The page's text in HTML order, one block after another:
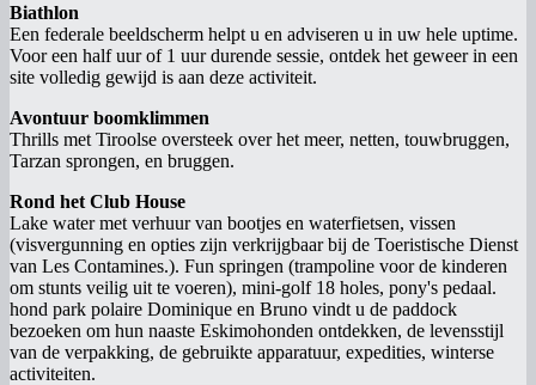
Biathlon
Een federale beeldscherm helpt u en adviseren u in uw hele uptime.
Voor een half uur of 1 uur durende sessie, ontdek het geweer in een
site volledig gewijd is aan deze activiteit.
Avontuur boomklimmen
Thrills met Tiroolse oversteek over het meer, netten, touwbruggen,
Tarzan sprongen, en bruggen.
Rond het Club House
Lake water met verhuur van bootjes en waterfietsen, vissen
(visvergunning en opties zijn verkrijgbaar bij de Toeristische Dienst
van Les Contamines.). Fun springen (trampoline voor de kinderen
om stunts veilig uit te voeren), mini-golf 18 holes, pony's pedaal.
hond park polaire Dominique en Bruno vindt u de paddock
bezoeken om hun naaste Eskimohonden ontdekken, de levensstijl
van de verpakking, de gebruikte apparatuur, expedities, winterse
activiteiten.